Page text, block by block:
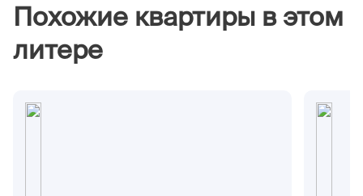
Похожие квартиры в этом
литере